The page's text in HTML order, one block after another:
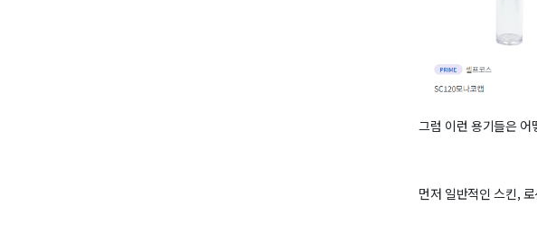
그럼 이런 용기들은 어
먼저 일반적인 스킨,